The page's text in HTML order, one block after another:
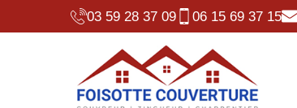
03 59 28 37 09 06 15 69 37 15